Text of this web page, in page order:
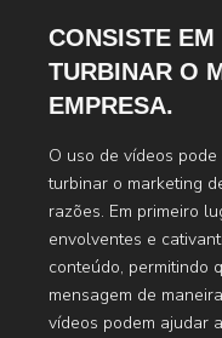
CONSISTE
TURBINAR O
EMPRESA.
O uso de vídeos
turbinar o marketing
razões. Em primeiro
envolventes e
conteúdo, permitindo
mensagem de
vídeos podem ajudar